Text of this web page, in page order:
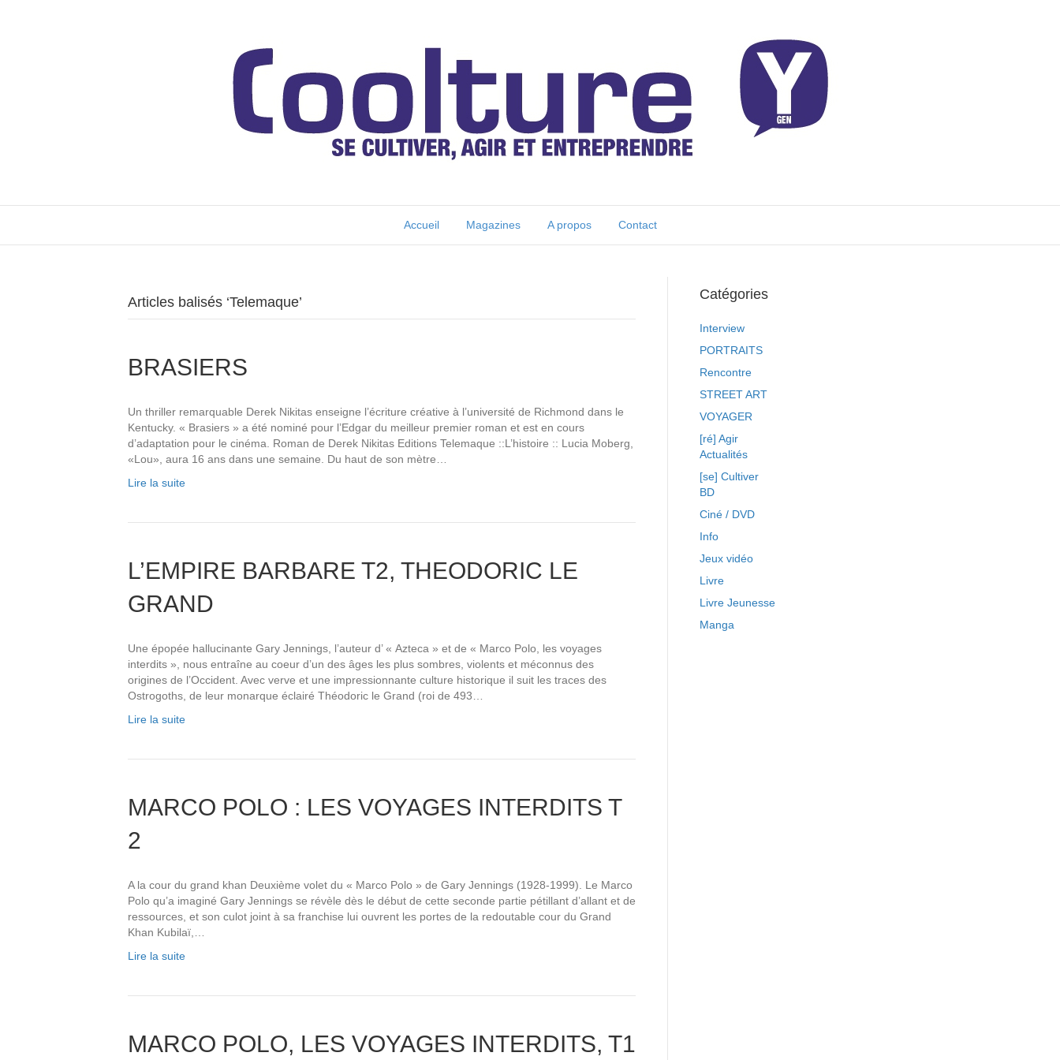
Accueil Magazines A propos Contact
Articles balisés ‘Telemaque’
BRASIERS
Un thriller remarquable Derek Nikitas enseigne l’écriture créative à l’université de Richmond dans le
Kentucky. « Brasiers » a été nominé pour l’Edgar du meilleur premier roman et est en cours
d’adaptation pour le cinéma. Roman de Derek Nikitas Editions Telemaque ::L’histoire :: Lucia Moberg,
«Lou», aura 16 ans dans une semaine. Du haut de son mètre…
Lire la suite
L’EMPIRE BARBARE T2, THEODORIC LE
GRAND
Une épopée hallucinante Gary Jennings, l’auteur d’ « Azteca » et de « Marco Polo, les voyages
interdits », nous entraîne au coeur d’un des âges les plus sombres, violents et méconnus des
origines de l’Occident. Avec verve et une impressionnante culture historique il suit les traces des
Ostrogoths, de leur monarque éclairé Théodoric le Grand (roi de 493…
Lire la suite
MARCO POLO : LES VOYAGES INTERDITS T
2
A la cour du grand khan Deuxième volet du « Marco Polo » de Gary Jennings (1928-1999). Le Marco
Polo qu’a imaginé Gary Jennings se révèle dès le début de cette seconde partie pétillant d’allant et de
ressources, et son culot joint à sa franchise lui ouvrent les portes de la redoutable cour du Grand
Khan Kubilaï,…
Lire la suite
MARCO POLO, LES VOYAGES INTERDITS, T1
Catégories
Interview
PORTRAITS
Rencontre
STREET ART
VOYAGER
[ré] Agir
Actualités
[se] Cultiver
BD
Ciné / DVD
Info
Jeux vidéo
Livre
Livre Jeunesse
Manga